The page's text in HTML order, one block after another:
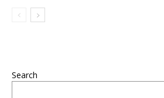
Search